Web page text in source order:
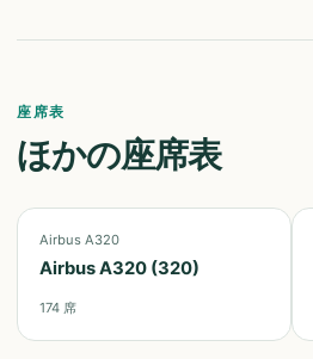
座席表
ほかの座席表
Airbus A320
Airbus A320 (320)
174 席